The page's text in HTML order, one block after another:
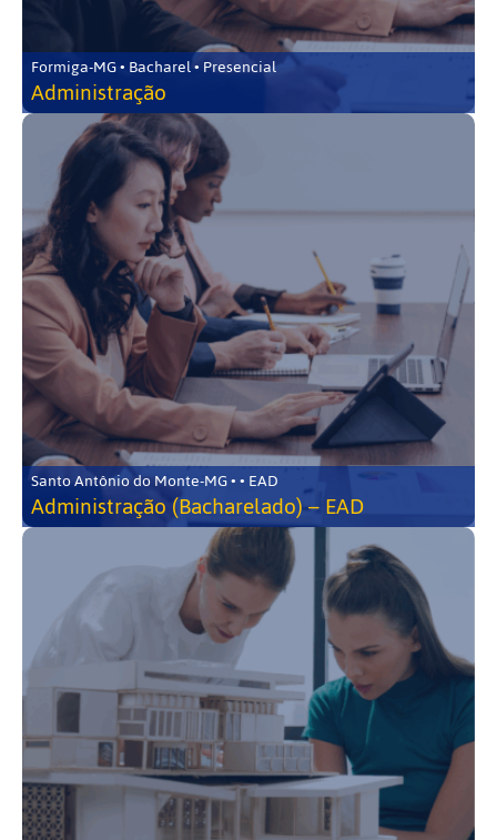
Formiga-MG • Bacharel • Presencial
Administração
Santo Antônio do Monte-MG • • EAD
Administração (Bacharelado) – EAD